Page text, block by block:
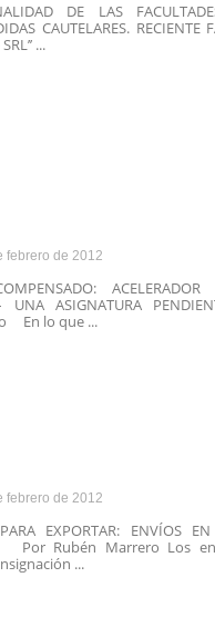
DE LAS
CAUTELARES. RECIENTE
...
febrero de 2012
– UNA ASIGNATURA
En lo que ...
febrero de 2012
EXPORTAR: ENVÍOS
Por Rubén Marrero Los
...